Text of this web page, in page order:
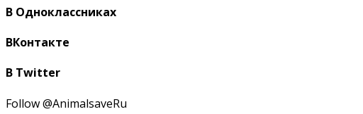
В Одноклассниках
ВКонтакте
В Twitter
Follow @AnimalsaveRu